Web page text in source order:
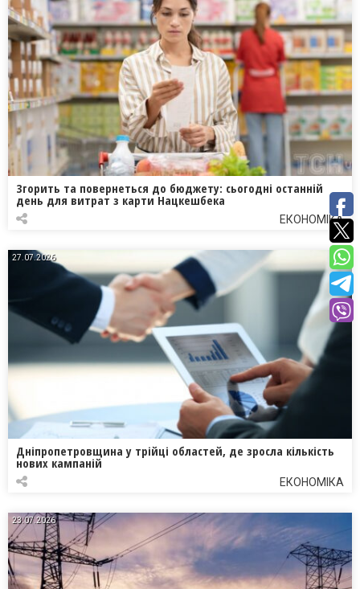
Згорить та повернеться до бюджету: сьогодні останній
день для витрат з карти Нацкешбека
ЕКОНОМІКА
27.07.2026
Дніпропетровщина у трійці областей, де зросла кількість
нових кампаній
ЕКОНОМІКА
23.07.2026